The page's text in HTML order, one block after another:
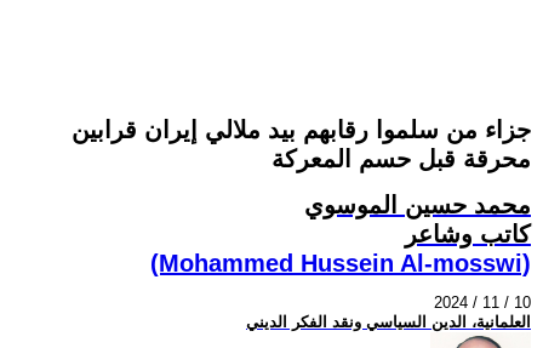
جزاء من سلموا رقابهم بيد ملالي إيران قرابين
محرقة قبل حسم المعركة
محمد حسين الموسوي
كاتب وشاعر
(Mohammed Hussein Al-mosswi)
2024 / 11 / 10
العلمانية، الدين السياسي ونقد الفكر الديني